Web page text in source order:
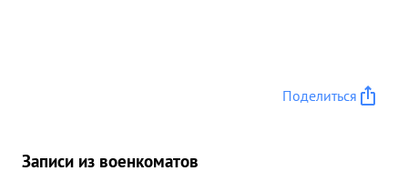
Поделиться
Записи из военкоматов